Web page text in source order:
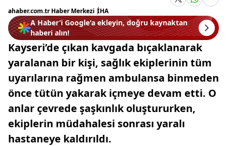
ahaber.com.tr Haber Merkezi |İHA
A Haber’i Google'a ekleyin, doğru kaynaktan
haberi alın!
Kayseri’de çıkan kavgada bıçaklanarak
yaralanan bir kişi, sağlık ekiplerinin tüm
uyarılarına rağmen ambulansa binmeden
önce tütün yakarak içmeye devam etti. O
anlar çevrede şaşkınlık oluştururken,
ekiplerin müdahalesi sonrası yaralı
hastaneye kaldırıldı.